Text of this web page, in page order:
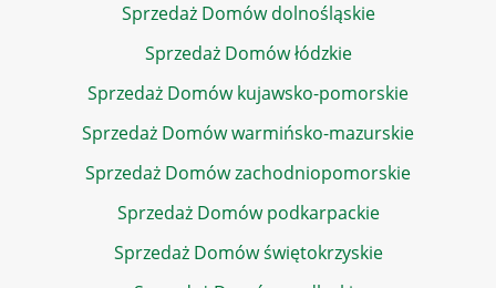
Sprzedaż Domów dolnośląskie
Sprzedaż Domów łódzkie
Sprzedaż Domów kujawsko-pomorskie
Sprzedaż Domów warmińsko-mazurskie
Sprzedaż Domów zachodniopomorskie
Sprzedaż Domów podkarpackie
Sprzedaż Domów świętokrzyskie